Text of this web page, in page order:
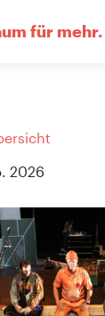
für mehr.
2026